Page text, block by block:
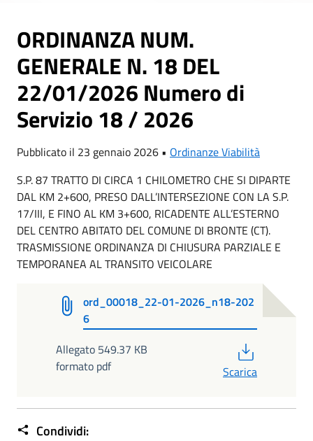
ORDINANZA NUM.
GENERALE N. 18 DEL
22/01/2026 Numero di
Servizio 18 / 2026
Pubblicato il 23 gennaio 2026 • Ordinanze Viabilità
S.P. 87 TRATTO DI CIRCA 1 CHILOMETRO CHE SI DIPARTE
DAL KM 2+600, PRESO DALL’INTERSEZIONE CON LA S.P.
17/III, E FINO AL KM 3+600, RICADENTE ALL’ESTERNO
DEL CENTRO ABITATO DEL COMUNE DI BRONTE (CT).
TRASMISSIONE ORDINANZA DI CHIUSURA PARZIALE E
TEMPORANEA AL TRANSITO VEICOLARE
ord_00018_22-01-2026_n18-202
6
Allegato 549.37 KB
formato pdf
Scarica
Condividi: